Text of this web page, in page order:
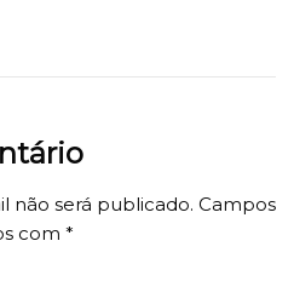
não será publicado. Campos
com *